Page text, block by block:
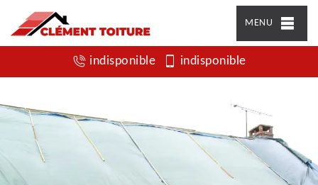
MENU
indisponible indisponible